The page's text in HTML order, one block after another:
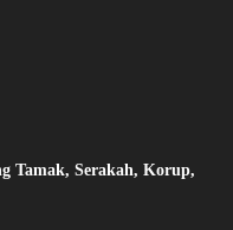
Tamak, Serakah, Korup,